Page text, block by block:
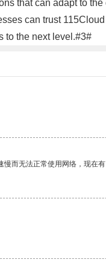
that can adapt to
can trust
to the next level.#3#
而无法正常使用网络，现在有